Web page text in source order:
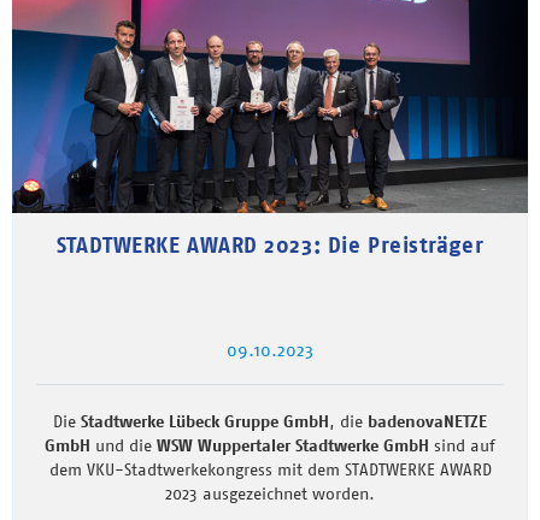
STADTWERKE AWARD 2023: Die Preisträger
09.10.2023
Die Stadtwerke Lübeck Gruppe GmbH, die badenovaNETZE
GmbH und die WSW Wuppertaler Stadtwerke GmbH sind auf
dem VKU-Stadtwerkekongress mit dem STADTWERKE AWARD
2023 ausgezeichnet worden.